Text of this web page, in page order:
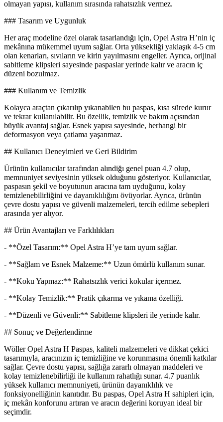
olmayan yapısı, kullanım sırasında rahatsızlık vermez.
### Tasarım ve Uygunluk
Her araç modeline özel olarak tasarlandığı için, Opel Astra H’nin iç
mekânına mükemmel uyum sağlar. Orta yüksekliği yaklaşık 4-5 cm
olan kenarları, sıvıların ve kirin yayılmasını engeller. Ayrıca, orijinal
sabitleme klipsleri sayesinde paspaslar yerinde kalır ve aracın iç
düzeni bozulmaz.
### Kullanım ve Temizlik
Kolayca araçtan çıkarılıp yıkanabilen bu paspas, kısa sürede kurur
ve tekrar kullanılabilir. Bu özellik, temizlik ve bakım açısından
büyük avantaj sağlar. Esnek yapısı sayesinde, herhangi bir
deformasyon veya çatlama yaşanmaz.
## Kullanıcı Deneyimleri ve Geri Bildirim
Ürünün kullanıcılar tarafından alındiğı genel puan 4.7 olup,
memnuniyet seviyesinin yüksek olduğunu gösteriyor. Kullanıcılar,
paspasın şekil ve boyutunun aracına tam uyduğunu, kolay
temizlenebilirliğini ve dayanıklılığını övüyorlar. Ayrıca, ürünün
çevre dostu yapısı ve güvenli malzemeleri, tercih edilme sebepleri
arasında yer alıyor.
## Ürün Avantajları ve Farklılıkları
- **Özel Tasarım:** Opel Astra H’ye tam uyum sağlar.
- **Sağlam ve Esnek Malzeme:** Uzun ömürlü kullanım sunar.
- **Koku Yapmaz:** Rahatsızlık verici kokular içermez.
- **Kolay Temizlik:** Pratik çıkarma ve yıkama özelliği.
- **Düzenli ve Güvenli:** Sabitleme klipsleri ile yerinde kalır.
## Sonuç ve Değerlendirme
Wöller Opel Astra H Paspas, kaliteli malzemeleri ve dikkat çekici
tasarımıyla, aracınızın iç temizliğine ve korunmasına önemli katkılar
sağlar. Çevre dostu yapısı, sağlığa zararlı olmayan maddeleri ve
kolay temizlenebilirliği ile kullanım rahatlığı sunar. 4.7 puanlık
yüksek kullanıcı memnuniyeti, ürünün dayanıklılık ve
fonksiyonelliğinin kanıtıdır. Bu paspas, Opel Astra H sahipleri için,
iç mekân konforunu artıran ve aracın değerini koruyan ideal bir
seçimdir.